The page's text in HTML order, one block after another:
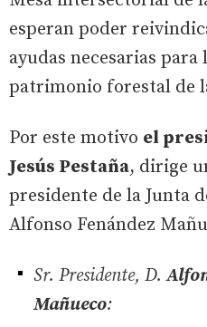
esperan poder
ayudas necesarias
patrimonio forestal de
Por este motivo el
Jesús Pestaña, dirige
presidente de la Junta
Alfonso Fenández
Sr. Presidente, D.
Mañueco: